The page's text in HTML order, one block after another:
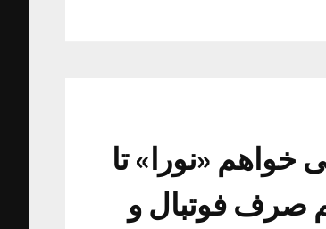
«نورا» تا
صرف فوتبال و